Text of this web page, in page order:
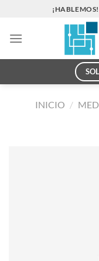
contenido
INICIO /